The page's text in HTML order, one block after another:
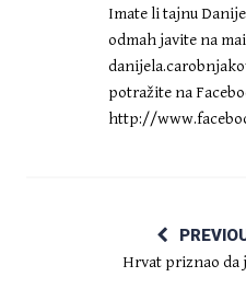
Imate li tajnu
odmah javite na
potražite na
http://
Hrvat priznao da